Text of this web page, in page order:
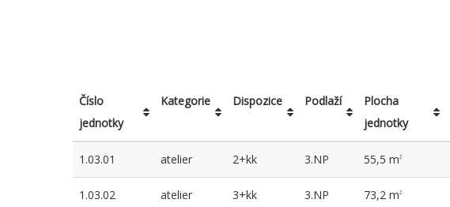
Číslo
jednotky
Kategorie Dispozice Podlaží
Plocha
jednotky
Číslo
jednotky
Kategorie Dispozice Podlaží
Plocha
jednotky
1.03.01 atelier 2+kk 3.NP 55,5 m2
1.03.02 atelier 3+kk 3.NP 73,2 m2